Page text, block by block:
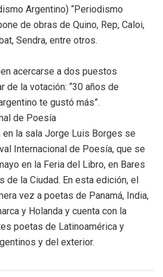
Argentino) “Periodismo
de obras de Quino, Rep, Caloi,
Sendra, entre otros.
acercarse a dos puestos
de la votación: “30 años de
te gustó más”.
de Poesía
en la sala Jorge Luis Borges se
Internacional de Poesía, que se
en la Feria del Libro, en Bares
de la Ciudad. En esta edición, el
vez a poetas de Panamá, India,
y Holanda y cuenta con la
poetas de Latinoamérica y
y del exterior.